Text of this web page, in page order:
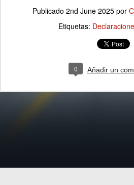
Publicado 2nd June 2025por
Etiquetas:
0 Añadir un